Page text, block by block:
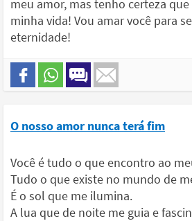
meu amor, mas tenho certeza
minha vida! Vou amar você para
eternidade!
O nosso amor nunca terá fim
Você é tudo o que encontro ao
Tudo o que existe no mundo de
É o sol que me ilumina.
A lua que de noite me guia e